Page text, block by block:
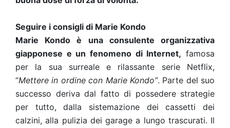
Seguire i consigli di Marie Kondo
Marie Kondo è una consulente organizzativa
giapponese e un fenomeno di Internet, famosa
per la sua surreale e rilassante serie Netflix,
“Mettere in ordine con Marie Kondo”. Parte del suo
successo deriva dal fatto di possedere strategie
per tutto, dalla sistemazione dei cassetti dei
calzini, alla pulizia dei garage a lungo trascurati. Il